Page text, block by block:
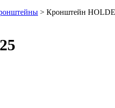
> Кронштейн